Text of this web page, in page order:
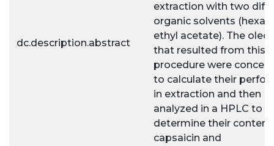
dc.description.abstract
extraction with two
organic solvents
ethyl acetate). The
that resulted from this
procedure were
to calculate their
in extraction and then
analyzed in a HPLC to
determine their
capsaicin and